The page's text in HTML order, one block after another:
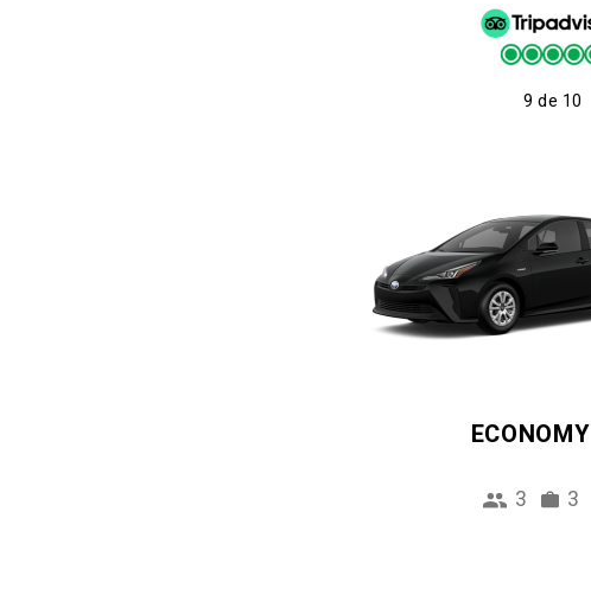
9 de 10
ECONOMY
3 3